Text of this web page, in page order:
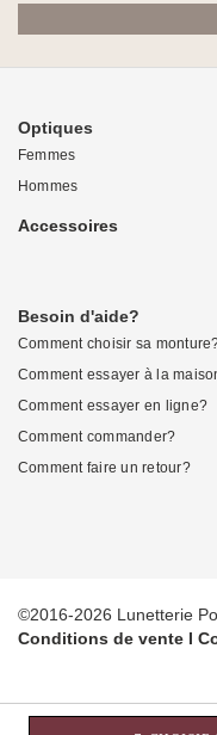
Optiques
Femmes
Hommes
Accessoires
Besoin d'aide?
Comment choisir sa
Comment essayer à la
Comment essayer en ligne?
Comment commander?
Comment faire un retour?
©2016-2026 Lunetterie
Conditions de vente I